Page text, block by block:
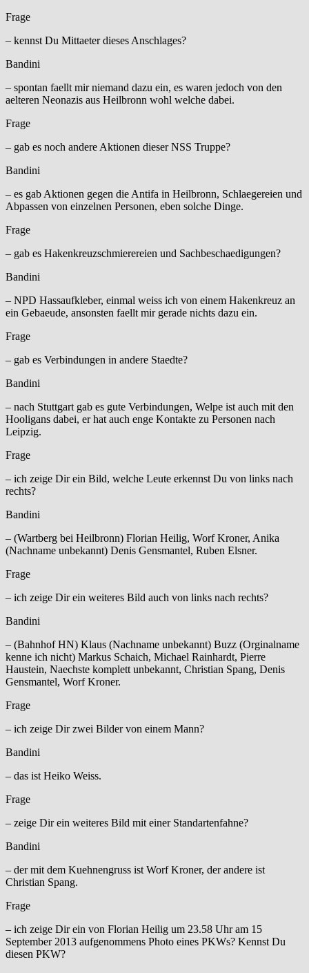
Frage
– kennst Du Mittaeter dieses Anschlages?
Bandini
– spontan faellt mir niemand dazu ein, es waren jedoch von den
aelteren Neonazis aus Heilbronn wohl welche dabei.
Frage
– gab es noch andere Aktionen dieser NSS Truppe?
Bandini
– es gab Aktionen gegen die Antifa in Heilbronn, Schlaegereien und
Abpassen von einzelnen Personen, eben solche Dinge.
Frage
– gab es Hakenkreuzschmierereien und Sachbeschaedigungen?
Bandini
– NPD Hassaufkleber, einmal weiss ich von einem Hakenkreuz an
ein Gebaeude, ansonsten faellt mir gerade nichts dazu ein.
Frage
– gab es Verbindungen in andere Staedte?
Bandini
– nach Stuttgart gab es gute Verbindungen, Welpe ist auch mit den
Hooligans dabei, er hat auch enge Kontakte zu Personen nach
Leipzig.
Frage
– ich zeige Dir ein Bild, welche Leute erkennst Du von links nach
rechts?
Bandini
– (Wartberg bei Heilbronn) Florian Heilig, Worf Kroner, Anika
(Nachname unbekannt) Denis Gensmantel, Ruben Elsner.
Frage
– ich zeige Dir ein weiteres Bild auch von links nach rechts?
Bandini
– (Bahnhof HN) Klaus (Nachname unbekannt) Buzz (Orginalname
kenne ich nicht) Markus Schaich, Michael Rainhardt, Pierre
Haustein, Naechste komplett unbekannt, Christian Spang, Denis
Gensmantel, Worf Kroner.
Frage
– ich zeige Dir zwei Bilder von einem Mann?
Bandini
– das ist Heiko Weiss.
Frage
– zeige Dir ein weiteres Bild mit einer Standartenfahne?
Bandini
– der mit dem Kuehnengruss ist Worf Kroner, der andere ist
Christian Spang.
Frage
– ich zeige Dir ein von Florian Heilig um 23.58 Uhr am 15
September 2013 aufgenommens Photo eines PKWs? Kennst Du
diesen PKW?